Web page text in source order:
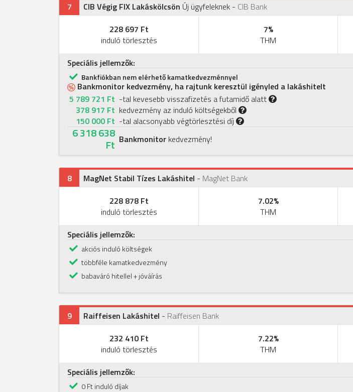
7 CIB Végig FIX Lakáskölcsön Új ügyfeleknek - CIB Bank
228 697 Ft
induló törlesztés
7%
THM
Speciális jellemzők:
Bankfiókban nem elérhető kamatkedvezménnyel
Bankmonitor kedvezmény, ha rajtunk keresztül igényled a lakáshitelt
5 789 721 Ft -tal kevesebb visszafizetés a futamidő alatt
378 917 Ft kedvezmény az induló költségekből
150 000 Ft -tal alacsonyabb végtörlesztési díj
6 318 638
Ft Bankmonitor kedvezmény!
8 MagNet Stabil Tízes Lakáshitel - MagNet Bank
228 878 Ft
induló törlesztés
7.02%
THM
Speciális jellemzők:
akciós induló költségek
többféle kamatkedvezmény
babaváró hitellel + jóváírás
9 Raiffeisen Lakáshitel - Raiffeisen Bank
232 410 Ft
induló törlesztés
7.22%
THM
Speciális jellemzők:
0 Ft induló díjak